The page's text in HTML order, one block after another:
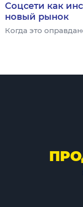
Соцсети как
новый рынок
Когда это